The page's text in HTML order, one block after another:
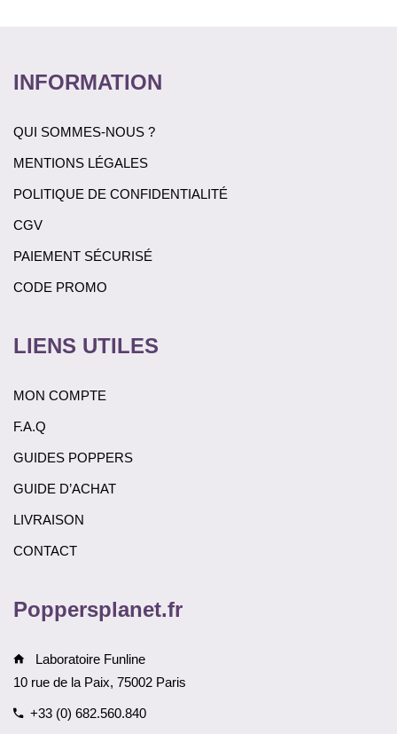
INFORMATION
QUI SOMMES-NOUS ?
MENTIONS LÉGALES
POLITIQUE DE CONFIDENTIALITÉ
CGV
PAIEMENT SÉCURISÉ
CODE PROMO
LIENS UTILES
MON COMPTE
F.A.Q
GUIDES POPPERS
GUIDE D’ACHAT
LIVRAISON
CONTACT
Poppersplanet.fr
Laboratoire Funline
10 rue de la Paix, 75002 Paris
+33 (0) 682.560.840